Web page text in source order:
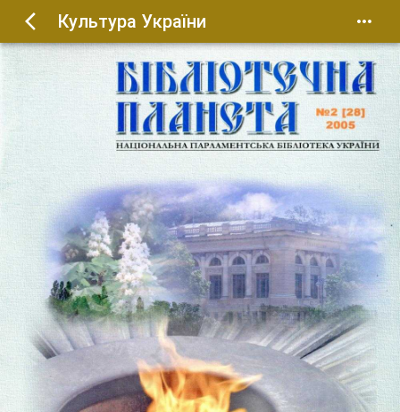
Культура України